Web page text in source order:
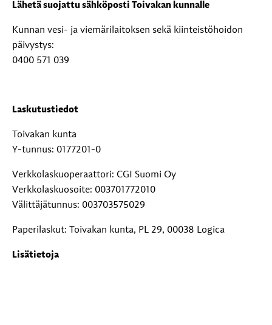
Lähetä suojattu sähköposti Toivakan kunnalle
Kunnan vesi- ja viemärilaitoksen sekä kiinteistöhoidon
päivystys:
0400 571 039
Laskutustiedot
Toivakan kunta
Y-tunnus: 0177201-0
Verkkolaskuoperaattori: CGI Suomi Oy
Verkkolaskuosoite: 003701772010
Välittäjätunnus: 003703575029
Paperilaskut: Toivakan kunta, PL 29, 00038 Logica
Lisätietoja